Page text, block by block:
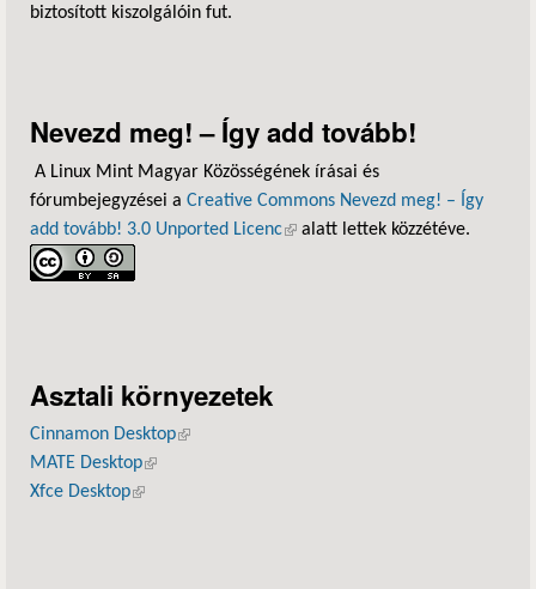
biztosított kiszolgálóin fut.
Nevezd meg! – Így add tovább!
A Linux Mint Magyar Közösségének írásai és
fórumbejegyzései a Creative Commons Nevezd meg! – Így
add tovább! 3.0 Unported Licenc(külső hivatkozás)
alatt lettek közzétéve.
Asztali környezetek
Cinnamon Desktop(külső hivatkozás)
MATE Desktop(külső hivatkozás)
Xfce Desktop(külső hivatkozás)